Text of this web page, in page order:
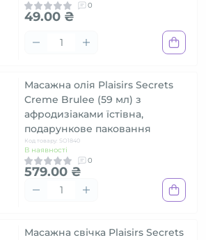
0
49.00 ₴
Масажна олія Plaisirs Secrets
Creme Brulee (59 мл) з
афродизіаками їстівна,
подарункове паковання
Код товару: SO1840
В наявності
0
579.00 ₴
Масажна свічка Plaisirs Secrets